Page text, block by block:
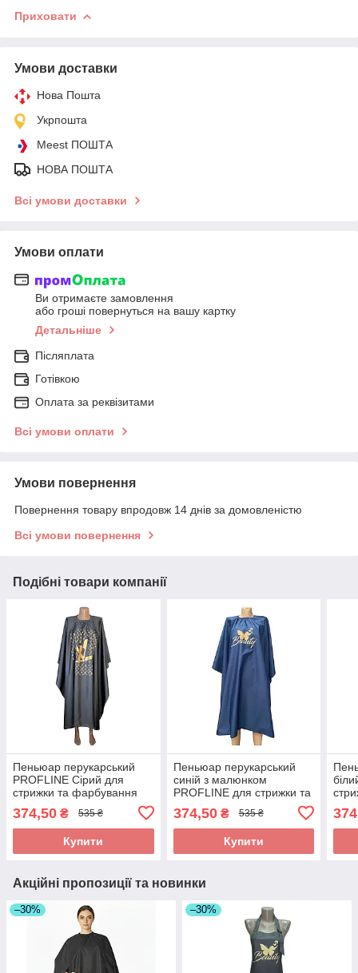
Приховати
Умови доставки
Нова Пошта
Укрпошта
Meest ПОШТА
НОВА ПОШТА
Всі умови доставки
Умови оплати
Ви отримаєте замовлення
або гроші повернуться на вашу картку
Детальніше
Післяплата
Готівкою
Оплата за реквізитами
Всі умови оплати
Умови повернення
Повернення товару впродовж 14 днів за домовленістю
Всі умови повернення
Подібні товари компанії
Пеньюар перукарський
PROFLINE Сірий для
стрижки та фарбування
тканини 145×145 см. Арт
GR1451
374,50 ₴ 535 ₴
Купити
Пеньюар перукарський
синій з малюнком
PROFLINE для стрижки та
плащової тканини
145×145 см. Арт БС1450
374,50₴ 535 ₴
Купити
Акційні пропозиції та новинки
–30% –30%